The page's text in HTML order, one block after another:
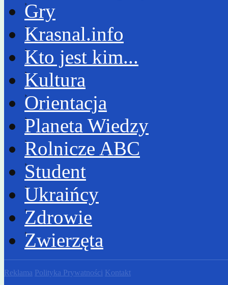
Gry
Krasnal.info
Kto jest kim...
Kultura
Orientacja
Planeta Wiedzy
Rolnicze ABC
Student
Ukraińcy
Zdrowie
Zwierzęta
Reklama Polityka Prywatności Kontakt